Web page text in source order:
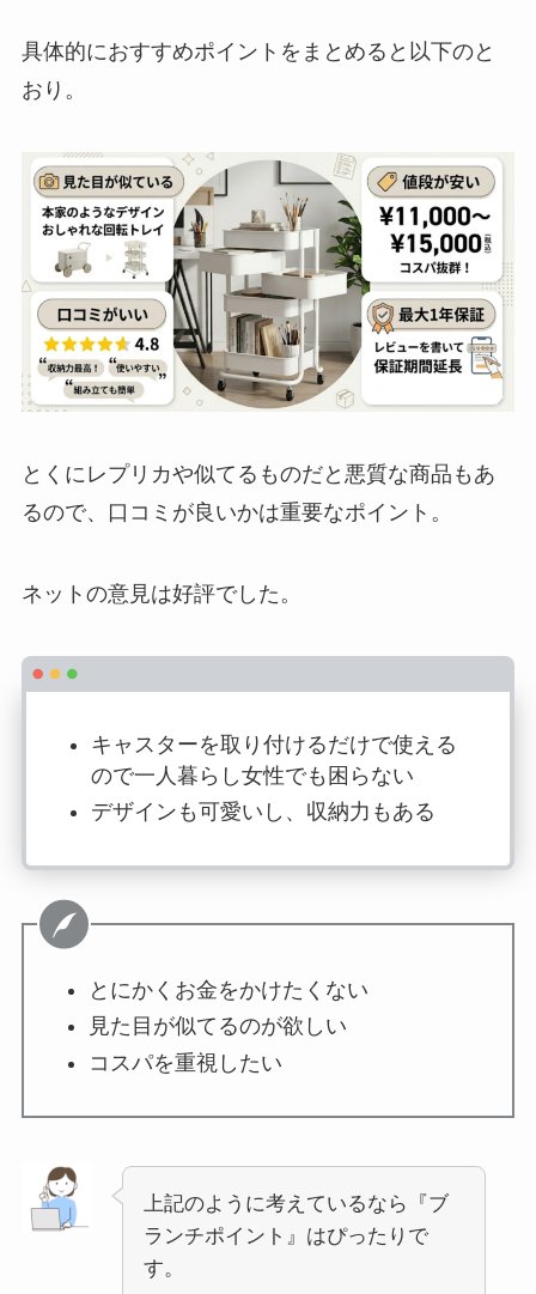
具体的におすすめポイントをまとめると以下のと
おり。
とくにレプリカや似てるものだと悪質な商品もあ
るので、口コミが良いかは重要なポイント。
ネットの意見は好評でした。
キャスターを取り付けるだけで使える
ので一人暮らし女性でも困らない
デザインも可愛いし、収納力もある
とにかくお金をかけたくない
見た目が似てるのが欲しい
コスパを重視したい
上記のように考えているなら『ブ
ランチポイント』はぴったりで
す。